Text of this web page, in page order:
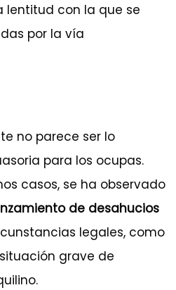
lentitud con la que se
por la vía
no parece ser lo
para los ocupas.
casos, se ha observado
de desahucios
legales, como
grave de